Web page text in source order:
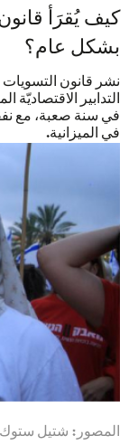
كيف يُقرَأ
بشكل عام؟
نشر قانون
التدابير
في سنة صعبة، مع
في الميزانية.
المصور: شتيل ستوك